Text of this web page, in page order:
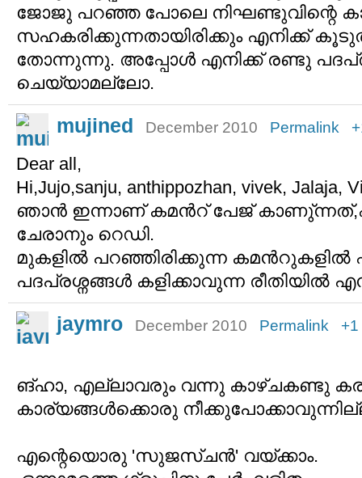
ജോജു പറഞ്ഞ പോലെ നിഘണ്ടുവിന്റെ
സഹകരിക്കുന്നതായിരിക്കും എനിക്ക്
തോന്നുന്നു. അപ്പോള്‍ എനിക്ക് രണ്ടു
ചെയ്യാമല്ലോ.
mujined December 2010 Permalink
Dear all,
Hi,Jujo,sanju, anthippozhan, vivek,
ഞാന്‍ ഇന്നാണ് കമന്‍റ് പേജ്
ചേരാനും റെഡി.
മുകളില്‍ പറഞ്ഞിരിക്കുന്ന കമന്‍റുകളില്‍
പദപ്രശ്നങ്ങള്‍ കളിക്കാവുന്ന രീതിയില്‍
jaymro December 2010 Permalink +1
ങ്ഹാ, എല്ലാവരും വന്നു കാഴ്ചകണ്ടു
കാര്യങ്ങൾക്കൊരു
എന്റെയൊരു 'സുജസ്‌ചൻ' വയ്ക്കാം.